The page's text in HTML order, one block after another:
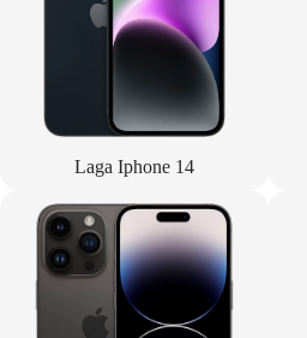
Laga Iphone 14